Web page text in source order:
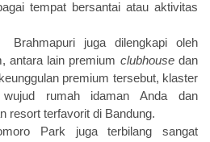
tempat bersantai atau aktivitas
Brahmapuri juga dilengkapi oleh
antara lain premium clubhousedan
premium tersebut, klaster
wujud rumah idaman Anda dan
resort terfavorit di Bandung.
Park juga terbilang sangat